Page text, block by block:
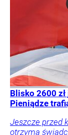
Blisko 2600
Pieniądze
Jeszcze przed
otrzyma